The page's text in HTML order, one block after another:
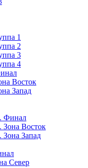
1
2
3
4
Восток
Запад
Финал
Зона Восток
Зона Запад
Север